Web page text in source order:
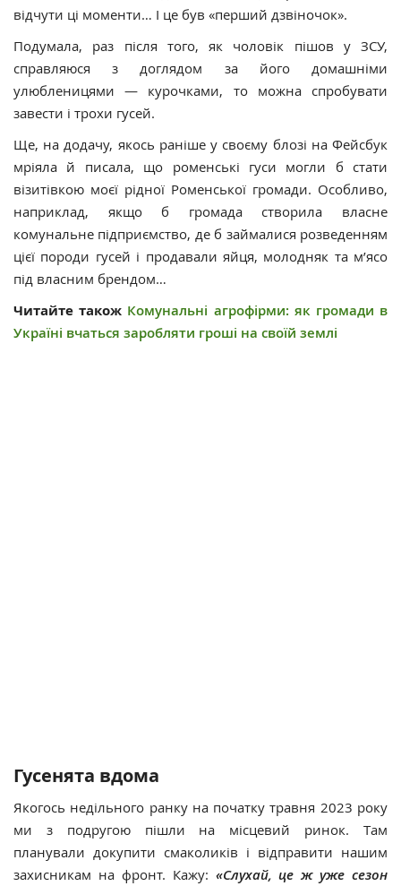
відчути ці моменти… І це був «перший дзвіночок».
Подумала, раз після того, як чоловік пішов у ЗСУ,
справляюся з доглядом за його домашніми
улюбленицями — курочками, то можна спробувати
завести і трохи гусей.
Ще, на додачу, якось раніше у своєму блозі на Фейсбук
мріяла й писала, що роменські гуси могли б стати
візитівкою моєї рідної Роменської громади. Особливо,
наприклад, якщо б громада створила власне
комунальне підприємство, де б займалися розведенням
цієї породи гусей і продавали яйця, молодняк та м’ясо
під власним брендом…
Читайте також Комунальні агрофірми: як громади в
Україні вчаться заробляти гроші на своїй землі
Гусенята вдома
Якогось недільного ранку на початку травня 2023 року
ми з подругою пішли на місцевий ринок. Там
планували докупити смаколиків і відправити нашим
захисникам на фронт. Кажу: «Слухай, це ж уже сезон